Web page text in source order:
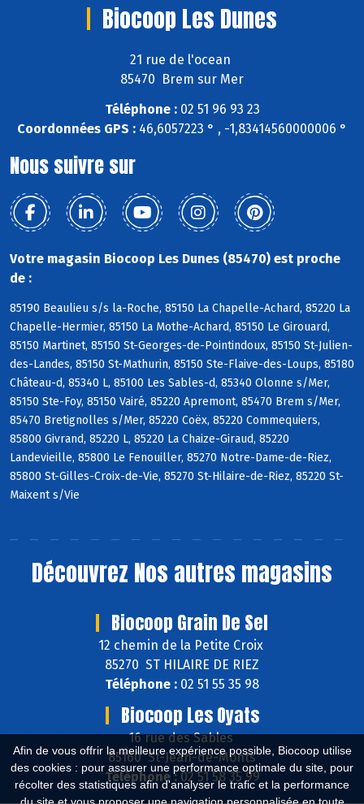
Afin de vous offrir la meilleure expérience possible, Biocoop utilise
des cookies : pour assurer une performance optimale du site, pour
récolter des statistiques afin d'analyser le trafic et la performance
Biocoop Les Dunes
21 rue de l'ocean
85470 Brem sur Mer
Téléphone :02 51 96 93 23
Coordonnées GPS : 46,6057223 ° , -1,83414560000006 °
Nous suivre sur
Votre magasin Biocoop Les Dunes (85470) est proche
de :
85190 Beaulieu s/s la-Roche, 85150 La Chapelle-Achard, 85220 La
Chapelle-Hermier, 85150 La Mothe-Achard, 85150 Le Girouard,
85150 Martinet, 85150 St-Georges-de-Pointindoux, 85150 St-Julien-
des-Landes, 85150 St-Mathurin, 85150 Ste-Flaive-des-Loups, 85180
Château-d, 85340 L, 85100 Les Sables-d, 85340 Olonne s/Mer,
85150 Ste-Foy, 85150 Vairé, 85220 Apremont, 85470 Brem s/Mer,
85470 Bretignolles s/Mer, 85220 Coëx, 85220 Commequiers,
85800 Givrand, 85220 L, 85220 La Chaize-Giraud, 85220
Landevieille, 85800 Le Fenouiller, 85270 Notre-Dame-de-Riez,
85800 St-Gilles-Croix-de-Vie, 85270 St-Hilaire-de-Riez, 85220 St-
Maixent s/Vie
Découvrez Nos autres magasins
Biocoop Grain De Sel
12 chemin de la Petite Croix
85270 ST HILAIRE DE RIEZ
Téléphone : 02 51 55 35 98
Biocoop Les Oyats
16 rue des Sables
85160 St-Jean-de-Monts
Téléphone :02 51 58 35 99